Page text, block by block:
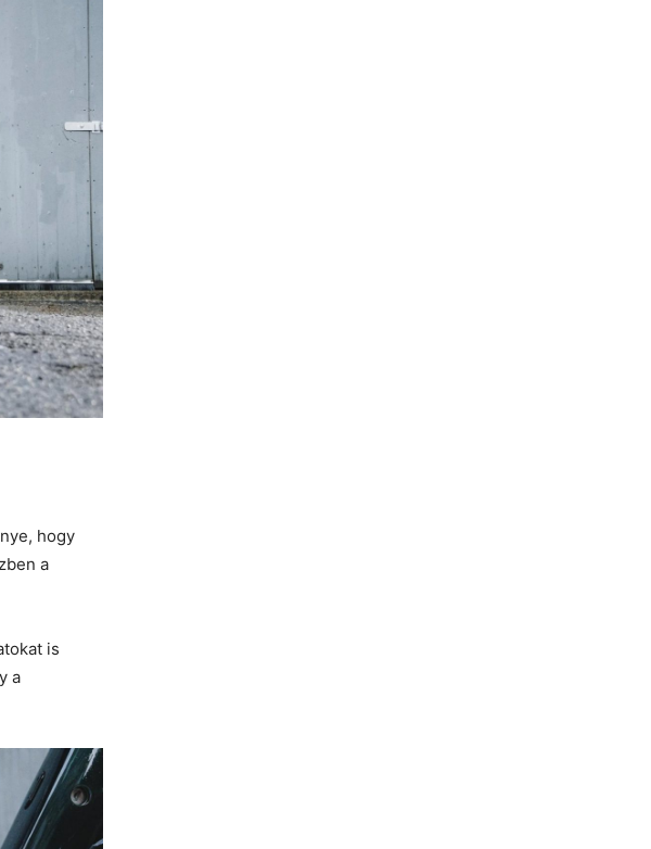
hogy
a
is
a